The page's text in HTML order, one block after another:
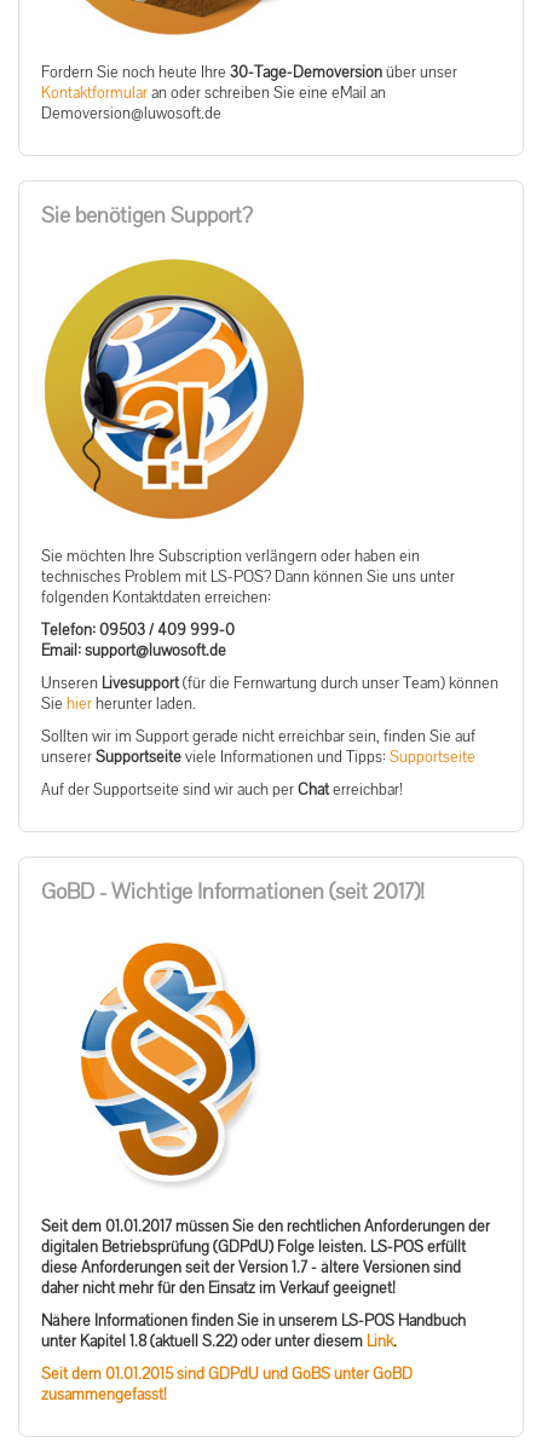
Fordern Sie noch heute Ihre 30-Tage-Demoversionüber unser
Kontaktformularan oder schreiben Sie eine eMail an
ed.tfosowul@noisrevomeD
Sie benötigen Support?
Sie möchten Ihre Subscription verlängern oder haben ein
technisches Problem mit LS-POS? Dann können Sie uns unter
folgenden Kontaktdaten erreichen:
Telefon: 09503 / 409 999-0
ed.tfosowul@troppus :liamE
Unseren Livesupport(für die Fernwartung durch unser Team) können
Sie hierherunter laden.
Sollten wir im Support gerade nicht erreichbar sein, finden Sie auf
unsererSupportseiteviele Informationen und Tipps: Supportseite
Auf der Supportseite sind wir auch perChaterreichbar!
GoBD - Wichtige Informationen (seit 2017)!
Seit dem 01.01.2017 müssen Sie den rechtlichen Anforderungen der
digitalen Betriebsprüfung (GDPdU) Folge leisten. LS-POS erfüllt
diese Anforderungen seit der Version 1.7 - ältere Versionen sind
daher nicht mehr für den Einsatz im Verkauf geeignet!
Nähere Informationen finden Sie in unserem LS-POS Handbuch
unter Kapitel 1.8 (aktuell S.22) oder unter diesem Link.
Seit dem 01.01.2015 sind GDPdU und GoBS unter GoBD
zusammengefasst!